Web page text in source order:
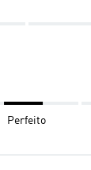
Perfeito